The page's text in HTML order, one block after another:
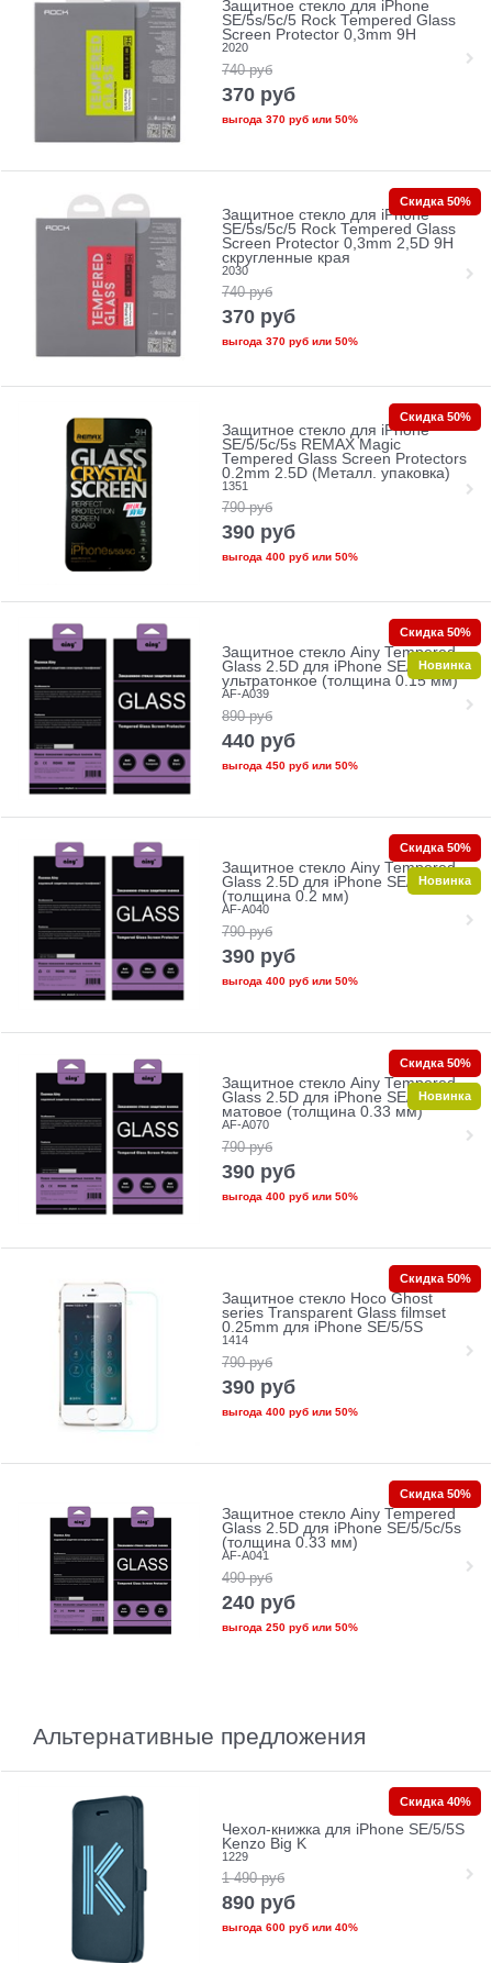
Защитное стекло для iPhone
SE/5s/5с/5 Rock Tempered Glass
Screen Protector 0,3mm 9H
2020
740 руб
370 руб
выгода 370 рубили 50%
Защитное стекло для iPhone
SE/5s/5с/5 Rock Tempered Glass
Screen Protector 0,3mm 2,5D 9H
скругленные края
2030
740 руб
370 руб
выгода 370 рубили 50%
Скидка 50%
Защитное стекло для iPhone
SE/5/5c/5s REMAX Magic
Tempered Glass Screen Protectors
0.2mm 2.5D (Металл. упаковка)
1351
790 руб
390 руб
выгода 400 рубили 50%
Скидка 50%
Защитное стекло Ainy Tempered
Glass 2.5D для iPhone SE/5/5c/5s
ультратонкое (толщина 0.15 мм)
AF-A039
890 руб
440 руб
выгода 450 рубили 50%
Скидка 50%
Новинка
Защитное стекло Ainy Tempered
Glass 2.5D для iPhone SE/5/5c/5s
(толщина 0.2 мм)
AF-A040
790 руб
390 руб
выгода 400 рубили 50%
Скидка 50%
Новинка
Защитное стекло Ainy Tempered
Glass 2.5D для iPhone SE/5/5c/5s
матовое (толщина 0.33 мм)
AF-A070
790 руб
390 руб
выгода 400 рубили 50%
Скидка 50%
Новинка
Защитное стекло Hoco Ghost
series Transparent Glass filmset
0.25mm для iPhone SE/5/5S
1414
790 руб
390 руб
выгода 400 рубили 50%
Скидка 50%
Защитное стекло Ainy Tempered
Glass 2.5D для iPhone SE/5/5c/5s
(толщина 0.33 мм)
AF-A041
490 руб
240 руб
выгода 250 рубили 50%
Скидка 50%
Альтернативные предложения
Чехол-книжка для iPhone SE/5/5S
Kenzo Big K
1229
1 490 руб
890 руб
выгода 600 рубили 40%
Скидка 40%